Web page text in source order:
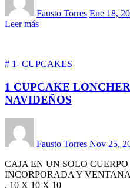
Fausto Torres Ene 18,
Leer más
# 1- CUPCAKES
1 CUPCAKE
NAVIDEÑOS
Fausto Torres Nov 25,
CAJA EN UN SOLO
INCORPORADA Y
. 10 X 10 X 10